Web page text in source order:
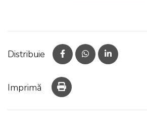
Distribuie
Imprimă